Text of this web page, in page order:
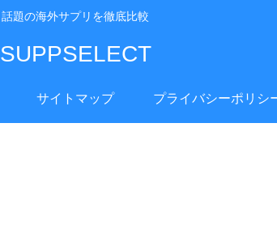
話題の海外サプリを徹底比較
SUPPSELECT
サイトマップ プライバシーポリシ